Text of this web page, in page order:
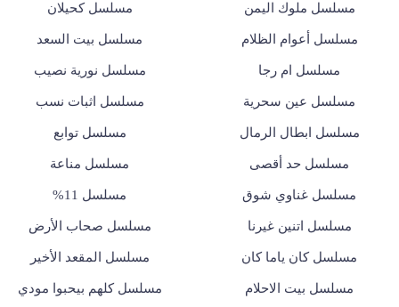
مسلسل ملوك اليمن مسلسل كحيلان
مسلسل أعوام الظلام مسلسل بيت السعد
مسلسل ام رجا مسلسل نورية نصيب
مسلسل عين سحرية مسلسل اثبات نسب
مسلسل ابطال الرمال مسلسل توابع
مسلسل حد أقصى مسلسل مناعة
مسلسل غناوي شوق مسلسل 11%
مسلسل اتنين غيرنا مسلسل صحاب الأرض
مسلسل كان ياما كان مسلسل المقعد الأخير
مسلسل بيت الاحلام مسلسل كلهم بيحبوا مودي